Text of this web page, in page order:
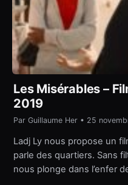
Les Misérables –
2019
Par Guillaume Her • 25
Ladj Ly nous propose un
parle des quartiers. Sans
nous plonge dans l’enfer